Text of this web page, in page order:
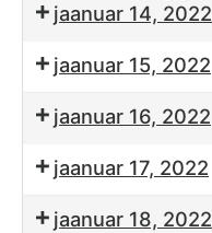
jaanuar 14, 2022
jaanuar 15, 2022
jaanuar 16, 2022
jaanuar 17, 2022
jaanuar 18, 2022